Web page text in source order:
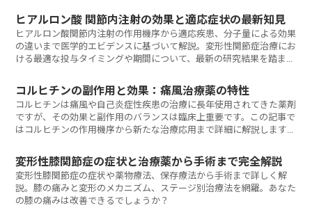
ヒアルロン酸 関節内注射の効果と適応症状の最新知見
ヒアルロン酸関節内注射の作用機序から適応疾患、分子量による効果
の違いまで医学的エビデンスに基づいて解説。変形性関節症治療にお
ける最適な投与タイミングや期間について、最新の研究結果を踏まえ
コルヒチンの副作用と効果：痛風治療薬の特性
コルヒチンは痛風や自己炎症性疾患の治療に長年使用されてきた薬剤
ですが、その効果と副作用のバランスは臨床上重要です。この記事で
はコルヒチンの作用機序から新たな治療応用まで詳細に解説します。
おくべきでしょうか？
変形性膝関節症の症状と治療薬から手術まで完全解説
変形性膝関節症の症状や薬物療法、保存療法から手術まで詳しく解
説。膝の痛みと変形のメカニズム、ステージ別治療法を網羅。あなた
の膝の痛みは改善できるでしょうか？